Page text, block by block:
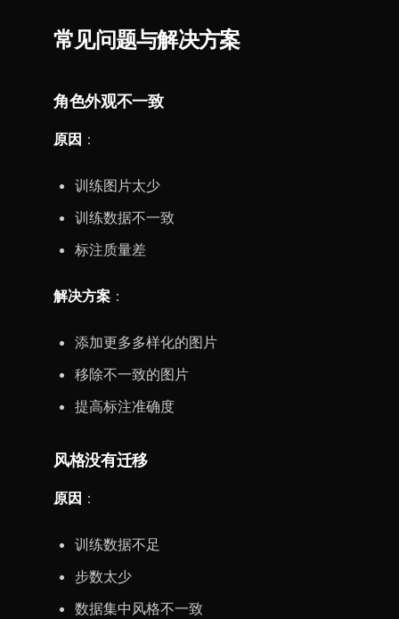
常见问题与解决方案
角色外观不一致
原因 ：
训练图片太少
训练数据不一致
标注质量差
解决方案 ：
添加更多多样化的图片
移除不一致的图片
提高标注准确度
风格没有迁移
原因 ：
训练数据不足
步数太少
数据集中风格不一致